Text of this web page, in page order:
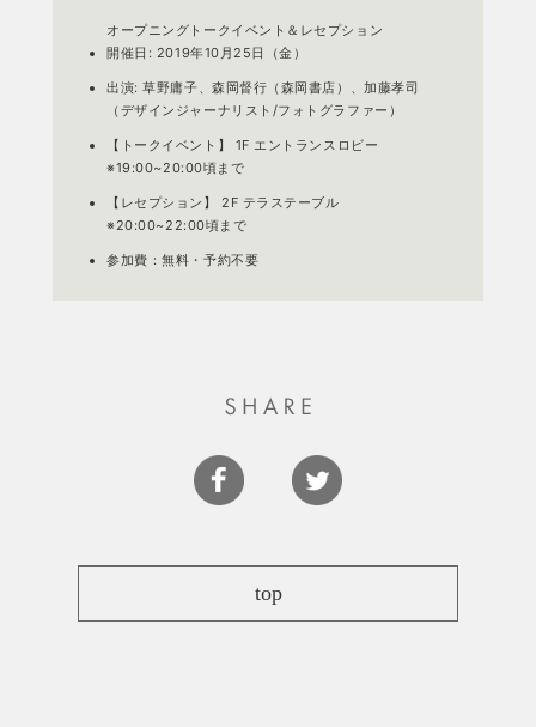
オープニングトークイベント＆レセプション
開催日: 2019年10月25日（金）
出演: 草野庸子、森岡督行（森岡書店）、加藤孝司
（デザインジャーナリスト/フォトグラファー）
【トークイベント】 1F エントランスロビー
※19:00~20:00頃まで
【レセプション】 2F テラステーブル
※20:00~22:00頃まで
参加費：無料・予約不要
top